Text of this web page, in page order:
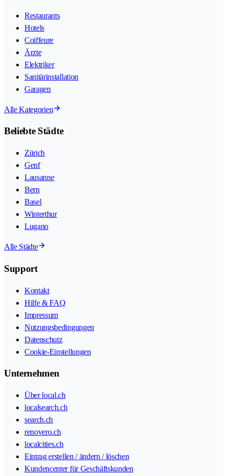
Restaurants
Hotels
Coiffeure
Ärzte
Elektriker
Sanitärinstallation
Garagen
Alle Kategorien
Beliebte Städte
Zürich
Genf
Lausanne
Bern
Basel
Winterthur
Lugano
Alle Städte
Support
Kontakt
Hilfe & FAQ
Impressum
Nutzungsbedingungen
Datenschutz
Cookie-Einstellungen
Unternehmen
Über local.ch
localsearch.ch
search.ch
renovero.ch
localcities.ch
Eintrag erstellen / ändern / löschen
Kundencenter für Geschäftskunden